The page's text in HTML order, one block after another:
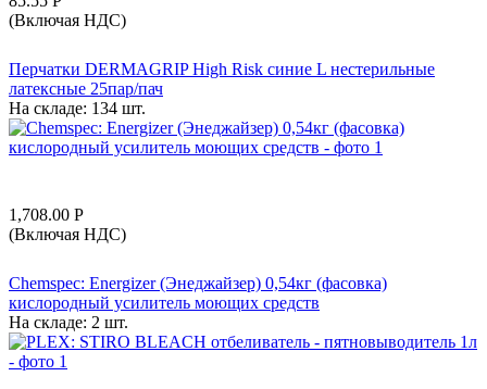
(Включая НДС)
Перчатки DERMAGRIP High Risk синие L нестерильные
латексные 25пар/пач
На складе: 134 шт.
1,708.00 Р
(Включая НДС)
Chemspec: Energizer (Энеджайзер) 0,54кг (фасовка)
кислородный усилитель моющих средств
На складе: 2 шт.